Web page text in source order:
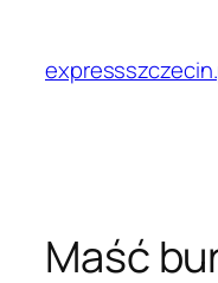
treści
Maść